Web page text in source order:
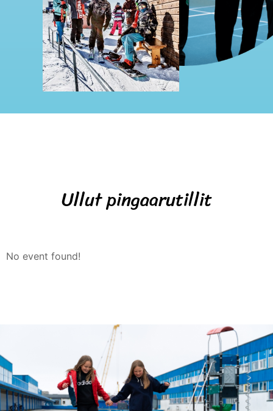
Ullut pingaarutillit
No event found!